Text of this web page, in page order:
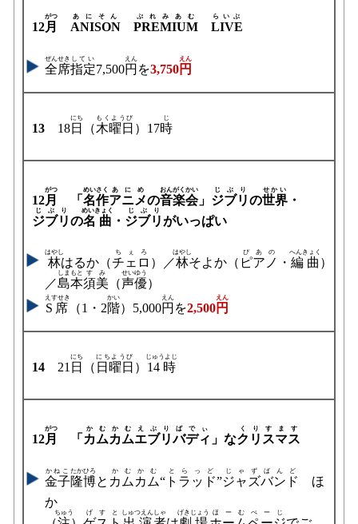
12月
がつ
ANISON
あにそん
PREMIUM
ぷれみあむ
LIVE
らいぶ
全席
ぜんせき
指定
してい
7,500円
えん
を3,750円
えん
13 18日
にち
（木曜日
もくようび
）17時
じ
12月
がつ
「 名作
めいさく
アニメ
あにめ
の音楽
おんがく
会
かい
」 ジブリ
じぶり
の世界
せかい
・
ジブリ
じぶり
の名曲
めいきょく
・ ジブリ
じぶり
がいっぱい
林
はやし
はるか（チェロ
ちぇろ
）／林
はやし
そよか（ ピアノ
ぴあの
・ 編曲
へんきょく
）
／島本
しまもと
須美
すみ
（声優
せいゆう
）
S席
えすせき
（1・2階
かい
）5,000円
えん
を2,500円
えん
14 21 日
にち
（ 日曜日
にちようび
） 14時
じゅうよじ
12月
がつ
「 カムカムエブリバディ
かむかむえぶりばでぃ
」なクリスマス
くりすます
金子
かねこ
隆博
たかひろ
と カム
かむ
カム
かむ
“トラッド
とらっど
”ジャズバンド
じゃずばんど
ほ
か
ちゅう げすと しゅつえん しゃ げきじょう ほーむぺーじ